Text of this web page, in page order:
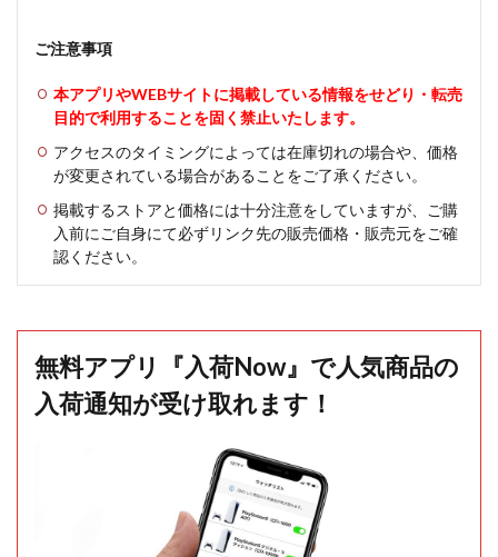
ご注意事項
本アプリやWEBサイトに掲載している情報をせどり・転売
目的で利用することを固く禁止いたします。
アクセスのタイミングによっては在庫切れの場合や、価格
が変更されている場合があることをご了承ください。
掲載するストアと価格には十分注意をしていますが、ご購
入前にご自身にて必ずリンク先の販売価格・販売元をご確
認ください。
無料アプリ『入荷Now』で人気商品の
入荷通知が受け取れます！